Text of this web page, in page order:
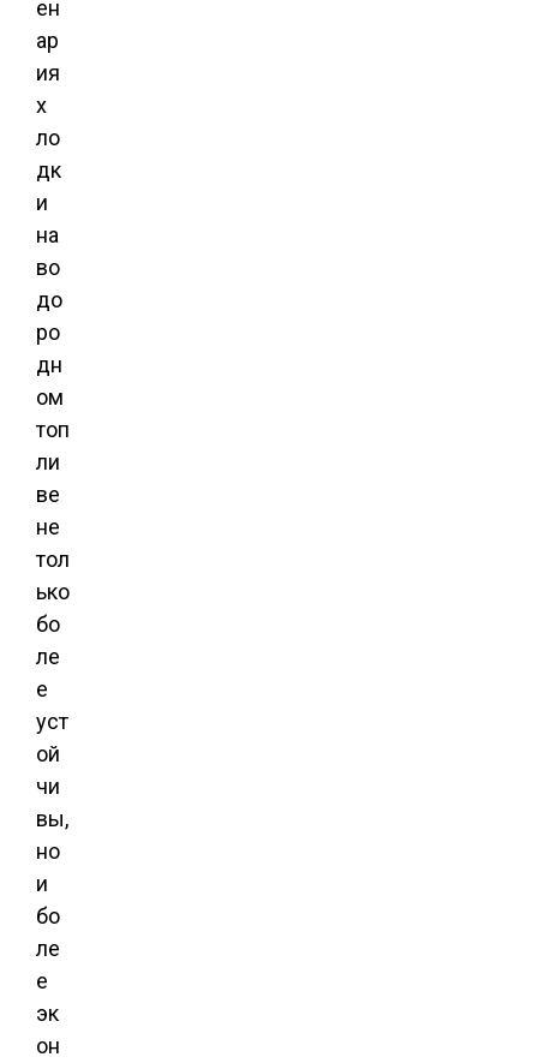
ен
ар
ия
х
ло
дк
и
на
во
до
ро
дн
ом
топ
ли
ве
не
тол
ько
бо
ле
е
уст
ой
чи
вы,
но
и
бо
ле
е
эк
он